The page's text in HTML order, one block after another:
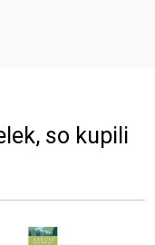
so kupili